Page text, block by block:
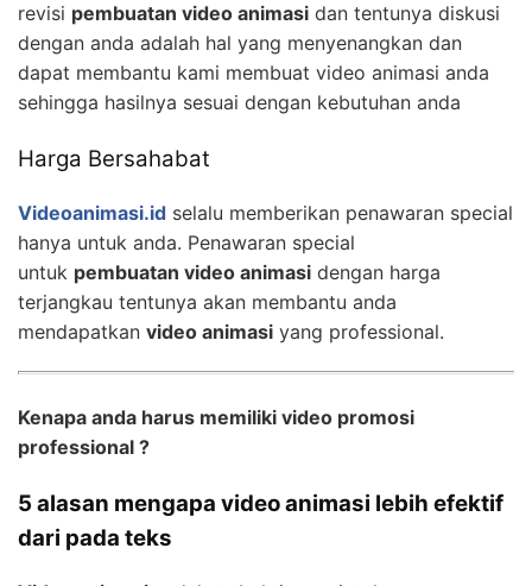
revisi pembuatan video animasi dan tentunya diskusi
dengan anda adalah hal yang menyenangkan dan
dapat membantu kami membuat video animasi anda
sehingga hasilnya sesuai dengan kebutuhan anda
Harga Bersahabat
Videoanimasi.id selalu memberikan penawaran special
hanya untuk anda. Penawaran special
untuk pembuatan video animasi dengan harga
terjangkau tentunya akan membantu anda
mendapatkan video animasi yang professional.
Kenapa anda harus memiliki video promosi
professional ?
5 alasan mengapa video animasi lebih efektif
dari pada teks